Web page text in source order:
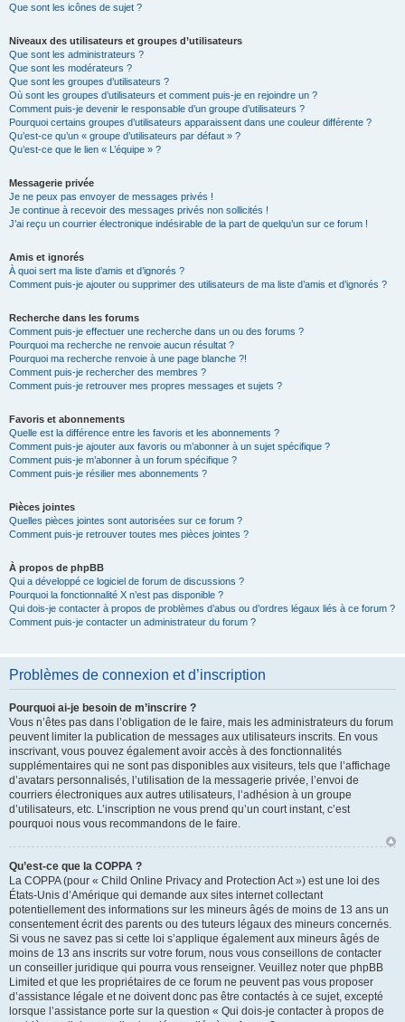
Que sont les icônes de sujet ?
Niveaux des utilisateurs et groupes d’utilisateurs
Que sont les administrateurs ?
Que sont les modérateurs ?
Que sont les groupes d’utilisateurs ?
Où sont les groupes d’utilisateurs et comment puis-je en rejoindre un ?
Comment puis-je devenir le responsable d’un groupe d’utilisateurs ?
Pourquoi certains groupes d’utilisateurs apparaissent dans une couleur différente ?
Qu’est-ce qu’un « groupe d’utilisateurs par défaut » ?
Qu’est-ce que le lien « L’équipe » ?
Messagerie privée
Je ne peux pas envoyer de messages privés !
Je continue à recevoir des messages privés non sollicités !
J’ai reçu un courrier électronique indésirable de la part de quelqu’un sur ce forum !
Amis et ignorés
À quoi sert ma liste d’amis et d’ignorés ?
Comment puis-je ajouter ou supprimer des utilisateurs de ma liste d’amis et d’ignorés ?
Recherche dans les forums
Comment puis-je effectuer une recherche dans un ou des forums ?
Pourquoi ma recherche ne renvoie aucun résultat ?
Pourquoi ma recherche renvoie à une page blanche ?!
Comment puis-je rechercher des membres ?
Comment puis-je retrouver mes propres messages et sujets ?
Favoris et abonnements
Quelle est la différence entre les favoris et les abonnements ?
Comment puis-je ajouter aux favoris ou m’abonner à un sujet spécifique ?
Comment puis-je m’abonner à un forum spécifique ?
Comment puis-je résilier mes abonnements ?
Pièces jointes
Quelles pièces jointes sont autorisées sur ce forum ?
Comment puis-je retrouver toutes mes pièces jointes ?
À propos de phpBB
Qui a développé ce logiciel de forum de discussions ?
Pourquoi la fonctionnalité X n’est pas disponible ?
Qui dois-je contacter à propos de problèmes d’abus ou d’ordres légaux liés à ce forum ?
Comment puis-je contacter un administrateur du forum ?
Problèmes de connexion et d’inscription
Pourquoi ai-je besoin de m’inscrire ?
Vous n’êtes pas dans l’obligation de le faire, mais les administrateurs du forum
peuvent limiter la publication de messages aux utilisateurs inscrits. En vous
inscrivant, vous pouvez également avoir accès à des fonctionnalités
supplémentaires qui ne sont pas disponibles aux visiteurs, tels que l’affichage
d’avatars personnalisés, l’utilisation de la messagerie privée, l’envoi de
courriers électroniques aux autres utilisateurs, l’adhésion à un groupe
d’utilisateurs, etc. L’inscription ne vous prend qu’un court instant, c’est
pourquoi nous vous recommandons de le faire.
Qu’est-ce que la COPPA ?
La COPPA (pour « Child Online Privacy and Protection Act ») est une loi des
États-Unis d’Amérique qui demande aux sites internet collectant
potentiellement des informations sur les mineurs âgés de moins de 13 ans un
consentement écrit des parents ou des tuteurs légaux des mineurs concernés.
Si vous ne savez pas si cette loi s’applique également aux mineurs âgés de
moins de 13 ans inscrits sur votre forum, nous vous conseillons de contacter
un conseiller juridique qui pourra vous renseigner. Veuillez noter que phpBB
Limited et que les propriétaires de ce forum ne peuvent pas vous proposer
d’assistance légale et ne doivent donc pas être contactés à ce sujet, excepté
lorsque l’assistance porte sur la question « Qui dois-je contacter à propos de